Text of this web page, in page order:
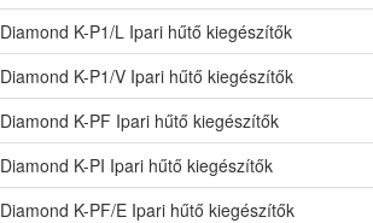
Diamond K-P1/L Ipari hűtő kiegészítők
Diamond K-P1/V Ipari hűtő kiegészítők
Diamond K-PF Ipari hűtő kiegészítők
Diamond K-PI Ipari hűtő kiegészítők
Diamond K-PF/E Ipari hűtő kiegészítők